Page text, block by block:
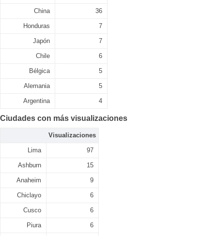
China 36
Honduras 7
Japón 7
Chile 6
Bélgica 5
Alemania 5
Argentina 4
Ciudades con más visualizaciones
Visualizaciones
Lima 97
Ashburn 15
Anaheim 9
Chiclayo 6
Cusco 6
Piura 6